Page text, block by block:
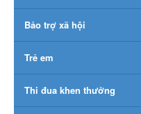
Bảo trợ xã hội
Trẻ em
Thi đua khen thưởng